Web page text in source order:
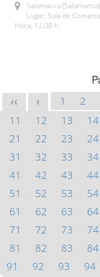
Salamanca (Salamanca)
Lugar: Sala de
Hora: 12:00 h.
<< < 1 2
11
12 13 14
21
22 23 24
31
32 33 34
41
42 43 44
51
52 53 54
61
62 63 64
71
72 73 74
81
82 83 84
91
92 93 94